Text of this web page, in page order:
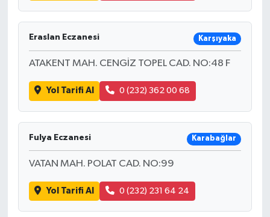
Eraslan Eczanesi Karşıyaka
ATAKENT MAH. CENGİZ TOPEL CAD. NO:48 F
Yol Tarifi Al 0 (232) 362 00 68
Fulya Eczanesi Karabağlar
VATAN MAH. POLAT CAD. NO:99
Yol Tarifi Al 0 (232) 231 64 24